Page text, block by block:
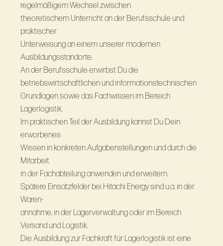
regelmäßigem Wechsel zwischen
theoretischem Unterricht an der Berufsschule und
praktischer
Unterweisung an einem unserer modernen
Ausbildungsstandorte.
An der Berufsschule erwirbst Du die
betriebswirtschaftlichen und informationstechnischen
Grundlagen sowie das Fachwissen im Bereich
Lagerlogistik.
Im praktischen Teil der Ausbildung kannst Du Dein
erworbenes
Wissen in konkreten Aufgabenstellungen und durch die
Mitarbeit
in der Fachabteilung anwenden und erweitern.
Spätere Einsatzfelder bei Hitachi Energy sind u.a. in der
Waren-
annahme, in der Lagerverwaltung oder im Bereich
Versand und Logistik.
Die Ausbildung zur Fachkraft für Lagerlogistik ist eine